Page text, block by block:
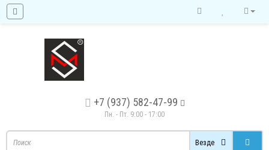
+7 (937) 582-47-99
Пн. - Пт. 9:00 - 17:00
Везде